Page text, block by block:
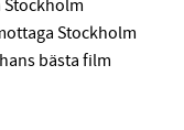
Stockholm
Stockholm
bästa film